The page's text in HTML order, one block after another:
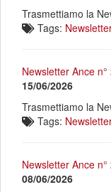
Trasmettiamo la
Tags:
Newsletter Ance
15/06/2026
Trasmettiamo la
Tags:
Newsletter Ance
08/06/2026